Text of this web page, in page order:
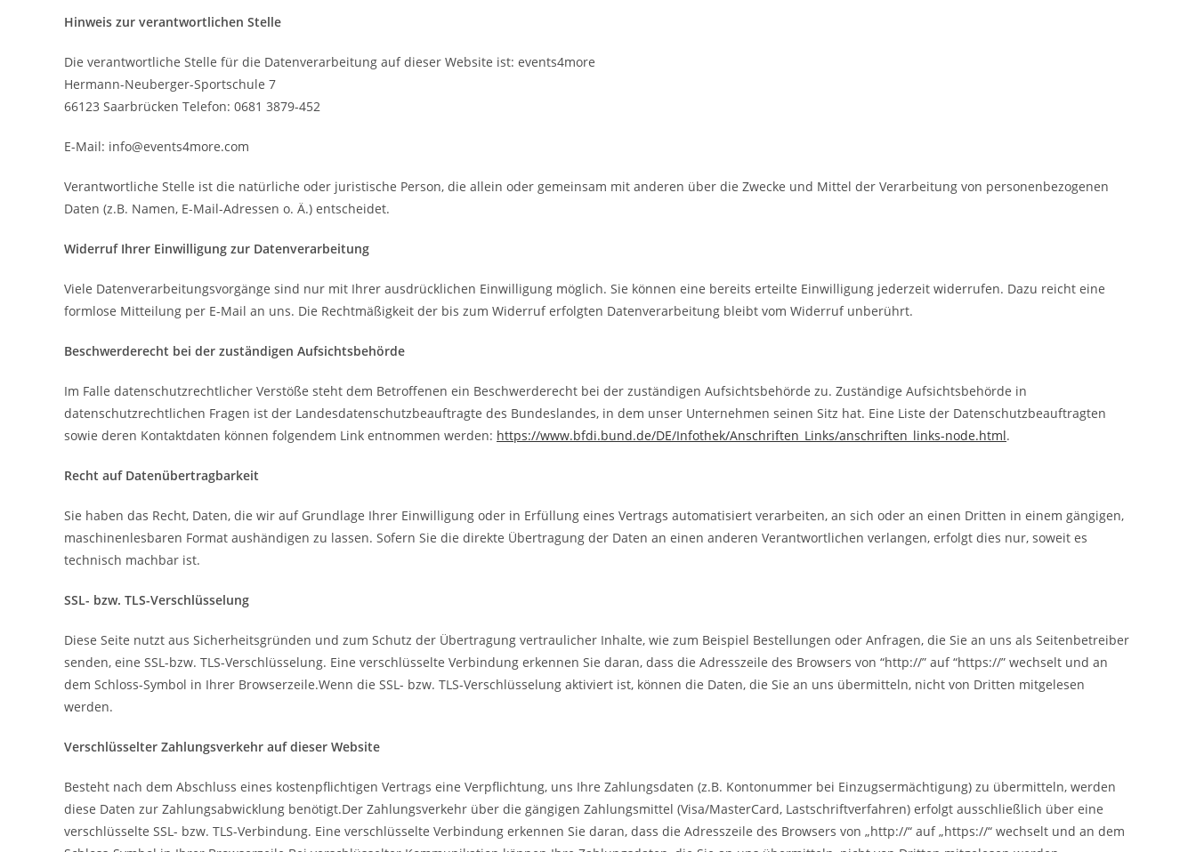
Hinweis zur verantwortlichen Stelle
Die verantwortliche Stelle für die Datenverarbeitung auf dieser Website ist: events4more
Hermann-Neuberger-Sportschule 7
66123 Saarbrücken Telefon: 0681 3879-452
E-Mail: info@events4more.com
Verantwortliche Stelle ist die natürliche oder juristische Person, die allein oder gemeinsam mit anderen über die Zwecke und Mittel der Verarbeitung von personenbezogenen
Daten (z.B. Namen, E-Mail-Adressen o. Ä.) entscheidet.
Widerruf Ihrer Einwilligung zur Datenverarbeitung
Viele Datenverarbeitungsvorgänge sind nur mit Ihrer ausdrücklichen Einwilligung möglich. Sie können eine bereits erteilte Einwilligung jederzeit widerrufen. Dazu reicht eine
formlose Mitteilung per E-Mail an uns. Die Rechtmäßigkeit der bis zum Widerruf erfolgten Datenverarbeitung bleibt vom Widerruf unberührt.
Beschwerderecht bei der zuständigen Aufsichtsbehörde
Im Falle datenschutzrechtlicher Verstöße steht dem Betroffenen ein Beschwerderecht bei der zuständigen Aufsichtsbehörde zu. Zuständige Aufsichtsbehörde in
datenschutzrechtlichen Fragen ist der Landesdatenschutzbeauftragte des Bundeslandes, in dem unser Unternehmen seinen Sitz hat. Eine Liste der Datenschutzbeauftragten
sowie deren Kontaktdaten können folgendem Link entnommen werden: https://www.bfdi.bund.de/DE/Infothek/Anschriften_Links/anschriften_links-node.html.
Recht auf Datenübertragbarkeit
Sie haben das Recht, Daten, die wir auf Grundlage Ihrer Einwilligung oder in Erfüllung eines Vertrags automatisiert verarbeiten, an sich oder an einen Dritten in einem gängigen,
maschinenlesbaren Format aushändigen zu lassen. Sofern Sie die direkte Übertragung der Daten an einen anderen Verantwortlichen verlangen, erfolgt dies nur, soweit es
technisch machbar ist.
SSL- bzw. TLS-Verschlüsselung
Diese Seite nutzt aus Sicherheitsgründen und zum Schutz der Übertragung vertraulicher Inhalte, wie zum Beispiel Bestellungen oder Anfragen, die Sie an uns als Seitenbetreiber
senden, eine SSL-bzw. TLS-Verschlüsselung. Eine verschlüsselte Verbindung erkennen Sie daran, dass die Adresszeile des Browsers von “http://” auf “https://” wechselt und an
dem Schloss-Symbol in Ihrer Browserzeile.Wenn die SSL- bzw. TLS-Verschlüsselung aktiviert ist, können die Daten, die Sie an uns übermitteln, nicht von Dritten mitgelesen
werden.
Verschlüsselter Zahlungsverkehr auf dieser Website
Besteht nach dem Abschluss eines kostenpflichtigen Vertrags eine Verpflichtung, uns Ihre Zahlungsdaten (z.B. Kontonummer bei Einzugsermächtigung) zu übermitteln, werden
diese Daten zur Zahlungsabwicklung benötigt.Der Zahlungsverkehr über die gängigen Zahlungsmittel (Visa/MasterCard, Lastschriftverfahren) erfolgt ausschließlich über eine
verschlüsselte SSL- bzw. TLS-Verbindung. Eine verschlüsselte Verbindung erkennen Sie daran, dass die Adresszeile des Browsers von „http://“ auf „https://“ wechselt und an dem